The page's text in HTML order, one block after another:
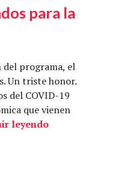
para la
del programa, el
Un triste honor.
del COVID-19
que vienen
leyendo¿Están los